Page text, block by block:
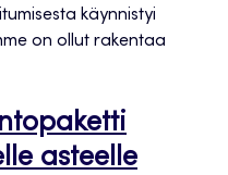
käynnistyi
on ollut rakentaa
asteelle